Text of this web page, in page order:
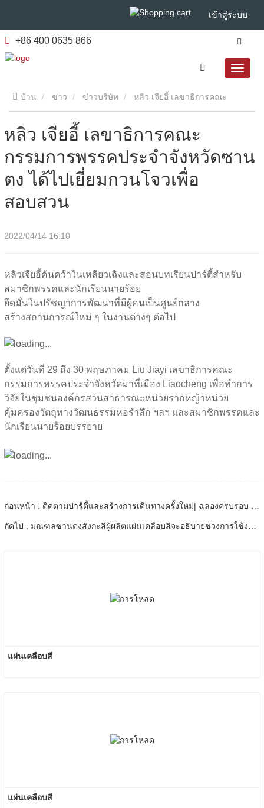
เข้าสู่ระบบ
+86 400 0635 866
บ้าน ข่าว ข่าวบริษัท
กรรมการพรรคประจําจังหวัดซานตง ได้ไปเยี่ยมกวนโจวเพื่อ
สอบสวน
หลิว เจียอี้ เลขาธิการคณะ
กรรมการพรรคประจําจังหวัดซาน
ตง ได้ไปเยี่ยมกวนโจวเพื่อ
สอบสวน
2022/04/14 16:10
หลิวเจียอี้ค้นคว้าในเหลียวเฉิงและสอนบทเรียนปาร์ตี้สําหรับ
สมาชิกพรรคและนักเรียนนายร้อย
ยึดมั่นในปรัชญาการพัฒนาที่มีผู้คนเป็นศูนย์กลาง
สร้างสถานการณ์ใหม่ ๆ ในงานต่างๆ ต่อไป
ตั้งแต่วันที่ 29 ถึง 30 พฤษภาคม Liu Jiayi เลขาธิการคณะ
กรรมการพรรคประจําจังหวัดมาที่เมือง Liaocheng เพื่อทําการ
วิจัยในชุมชนองค์กรสวนสาธารณะหน่วยรากหญ้าหน่วย
คุ้มครองวัตถุทางวัฒนธรรมหอรําลึก ฯลฯ และสมาชิกพรรคและ
นักเรียนนายร้อยบรรยาย
แผ่นเคลือบสี
แผ่นเคลือบสี